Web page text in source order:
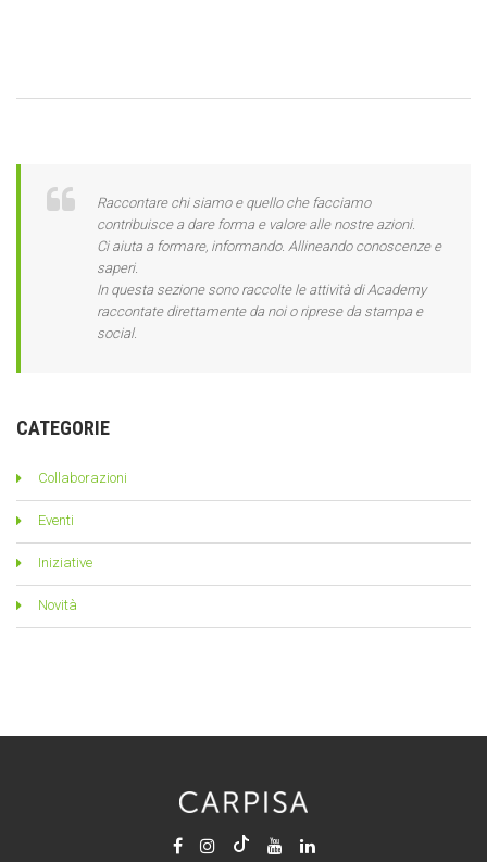
Raccontare chi siamo e quello che facciamo
contribuisce a dare forma e valore alle nostre azioni.
Ci aiuta a formare, informando. Allineando conoscenze e
saperi.
In questa sezione sono raccolte le attività di Academy
raccontate direttamente da noi o riprese da stampa e
social.
CATEGORIE
Collaborazioni
Eventi
Iniziative
Novità